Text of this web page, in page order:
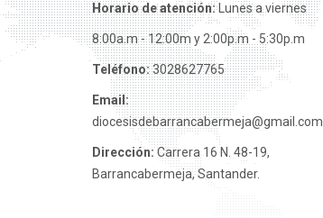
Horario de atención:Lunes a viernes
8:00a.m - 12:00m y 2:00p.m - 5:30p.m
Teléfono:3028627765
Email:
diocesisdebarrancabermeja@gmail.com
Dirección:Carrera 16 N. 48-19,
Barrancabermeja, Santander.